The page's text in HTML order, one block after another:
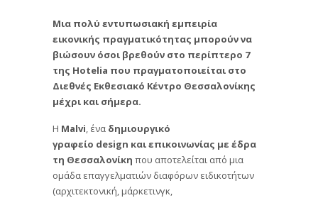
Μια πολύ εντυπωσιακή εμπειρία
εικονικής πραγματικότητας μπορούν να
βιώσουν όσοι βρεθούν στο περίπτερο 7
της Hotelia που πραγματοποιείται στο
Διεθνές Εκθεσιακό Κέντρο Θεσσαλονίκης
μέχρι και σήμερα.
Η Malvi , ένα δημιουργικό
γραφείο design και επικοινωνίας με έδρα
τη Θεσσαλονίκη που αποτελείται από μια
ομάδα επαγγελματιών διαφόρων ειδικοτήτων
(αρχιτεκτονική, μάρκετινγκ,